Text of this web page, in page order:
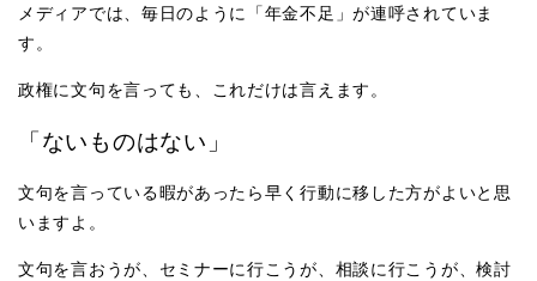
メディアでは、毎日のように「年金不足」が連呼されていま
す。
政権に文句を言っても、これだけは言えます。
「ないものはない」
文句を言っている暇があったら早く行動に移した方がよいと思
いますよ。
文句を言おうが、セミナーに行こうが、相談に行こうが、検討